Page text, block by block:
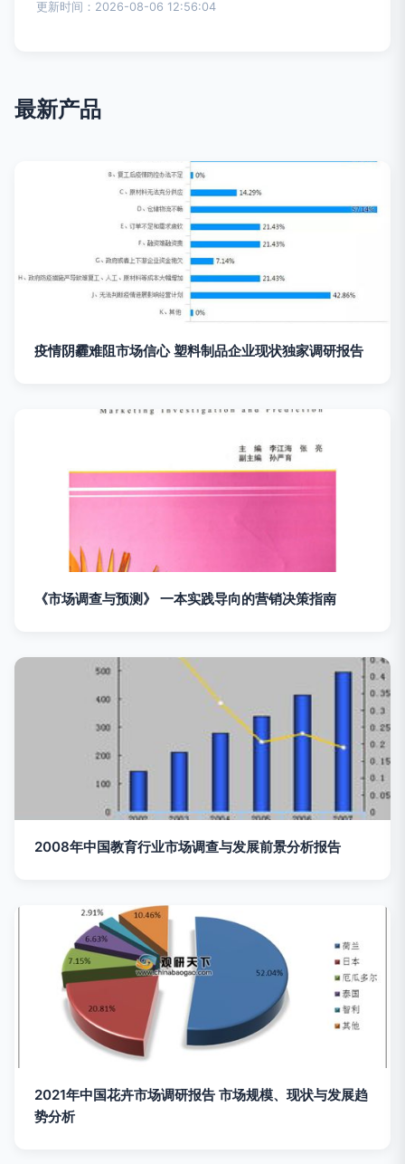
更新时间：2026-08-06 12:56:04
最新产品
疫情阴霾难阻市场信心 塑料制品企业现状独家调研报告
《市场调查与预测》 一本实践导向的营销决策指南
2008年中国教育行业市场调查与发展前景分析报告
2021年中国花卉市场调研报告 市场规模、现状与发展趋
势分析